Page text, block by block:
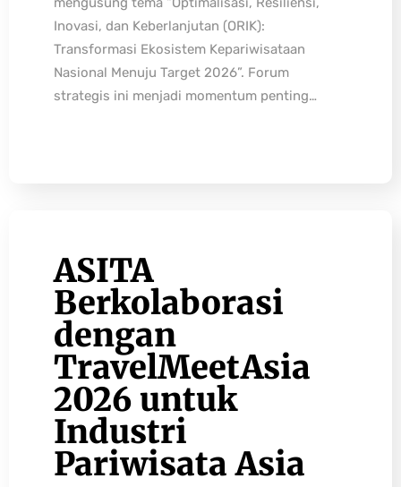
Inovasi, dan Keberlanjutan (ORIK):
Transformasi Ekosistem Kepariwisataan
Nasional Menuju Target 2026”. Forum
strategis ini menjadi momentum penting…
ASITA
Berkolaborasi
dengan
TravelMeetAsia
2026 untuk
Industri
Pariwisata Asia